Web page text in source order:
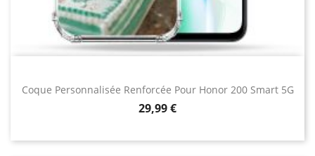
Coque Personnalisée Renforcée Pour Honor 200 Smart 5G
Prix
29,99 €